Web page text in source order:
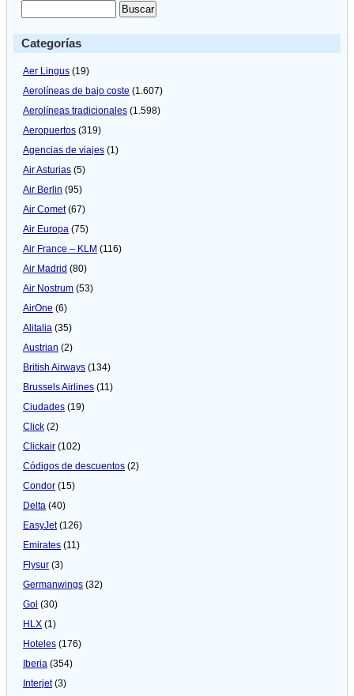
Categorías
Aer Lingus (19)
Aerolíneas de bajo coste (1.607)
Aerolíneas tradicionales (1.598)
Aeropuertos (319)
Agencias de viajes (1)
Air Asturias (5)
Air Berlin (95)
Air Comet(67)
Air Europa (75)
Air France – KLM (116)
Air Madrid (80)
Air Nostrum (53)
AirOne (6)
Alitalia (35)
Austrian (2)
British Airways (134)
Brussels Airlines (11)
Ciudades (19)
Click (2)
Clickair (102)
Códigos de descuentos (2)
Condor (15)
Delta (40)
EasyJet(126)
Emirates (11)
Flysur (3)
Germanwings (32)
Gol (30)
HLX (1)
Hoteles (176)
Iberia (354)
Interjet(3)